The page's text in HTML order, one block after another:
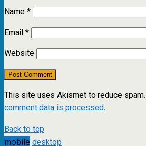
Name*
Email*
Website
This site uses Akismet to reduce spam.
comment data is processed.
Back to top
mobile desktop